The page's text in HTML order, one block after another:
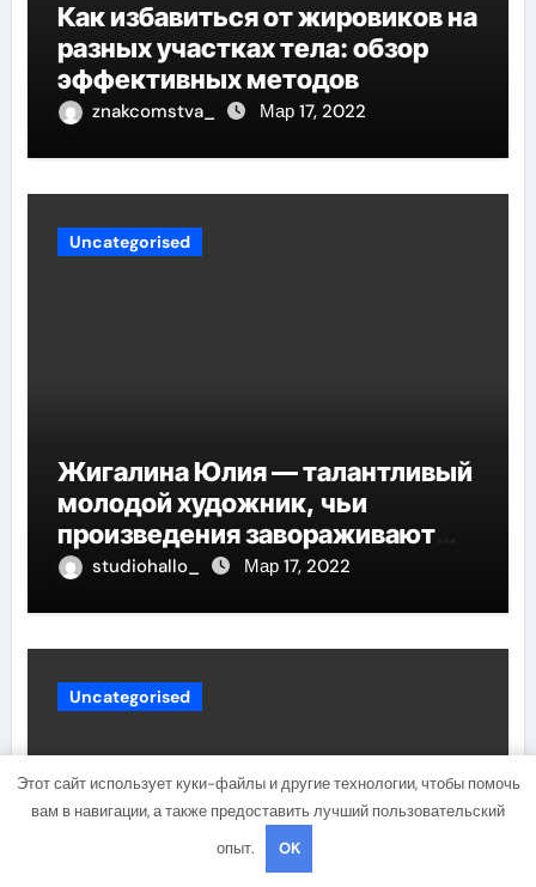
Как избавиться от жировиков на
разных участках тела: обзор
эффективных методов
znakcomstva_ Мар 17, 2022
Uncategorised
Жигалина Юлия — талантливый
молодой художник, чьи
произведения завораживают
своей искренностью и
глубины человеческой
сущности
studiohallo_ Мар 17, 2022
Uncategorised
Этот сайт использует куки-файлы и другие технологии, чтобы помочь
вам в навигации, а также предоставить лучший пользовательский
опыт.
OK